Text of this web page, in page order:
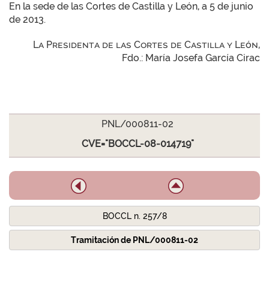
En la sede de las Cortes de Castilla y León, a 5 de junio
de 2013.
La Presidenta de las Cortes de Castilla y León,
Fdo.: María Josefa García Cirac
PNL/000811-02
CVE="BOCCL-08-014719"
BOCCL n. 257/8
Tramitación de PNL/000811-02